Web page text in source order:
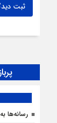
ثبت
رسانه‌ها